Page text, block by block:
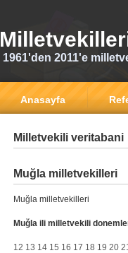
1961'den 2011'e
Anasayfa
Milletvekili veritabani
Muğla milletvekilleri
Muğla milletvekilleri
Muğla ili milletvekili
12 13 14 15 16 17 18 19 20